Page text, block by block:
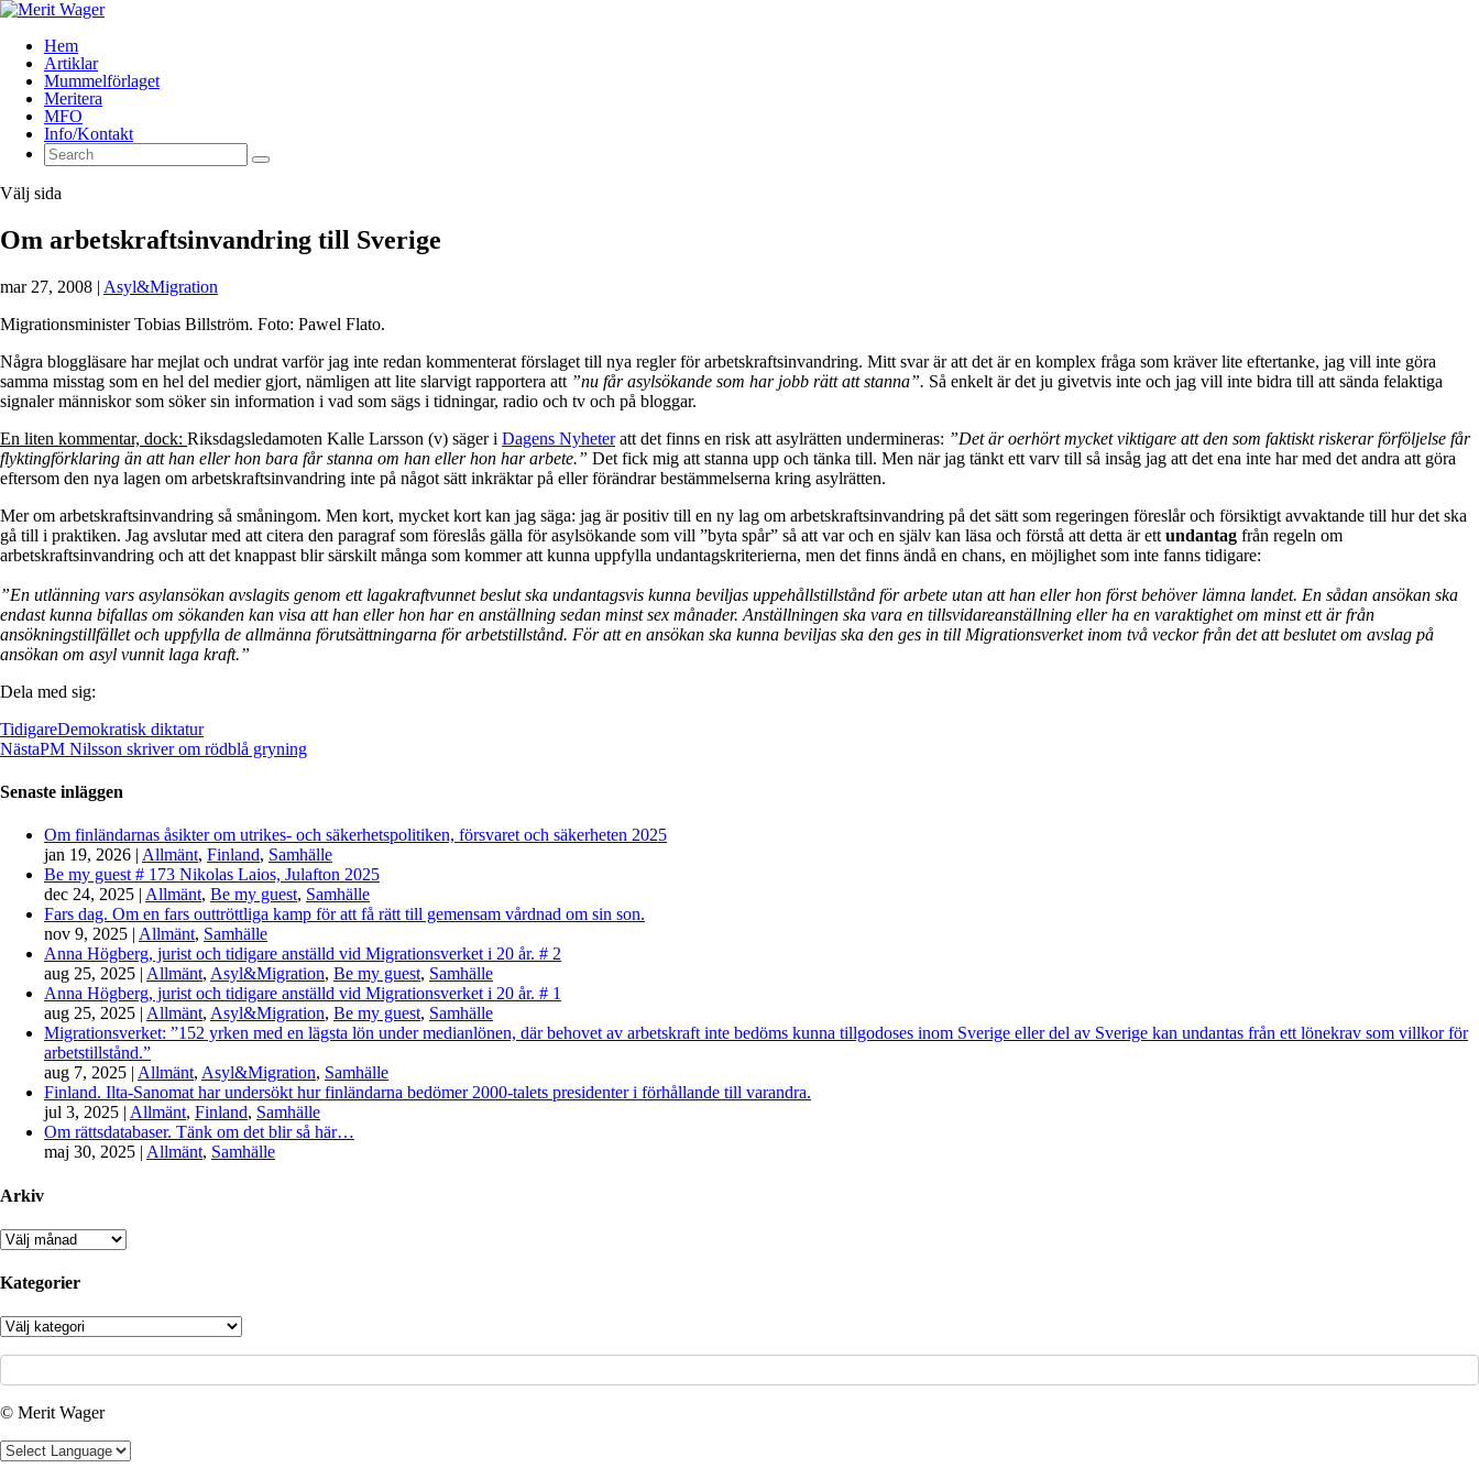
Hem
Artiklar
Mummelförlaget
Meritera
MFO
Info/Kontakt
Välj sida
Om arbetskraftsinvandring till Sverige
mar 27, 2008 | Asyl&Migration
Migrationsminister Tobias Billström. Foto: Pawel Flato.
Några bloggläsare har mejlat och undrat varför jag inte redan kommenterat förslaget till nya regler för arbetskraftsinvandring. Mitt svar är att det är en komplex fråga som kräver lite eftertanke, jag vill inte göra
samma misstag som en hel del medier gjort, nämligen att lite slarvigt rapportera att ”nu får asylsökande som har jobb rätt att stanna”. Så enkelt är det ju givetvis inte och jag vill inte bidra till att sända felaktiga
signaler människor som söker sin information i vad som sägs i tidningar, radio och tv och på bloggar.
En liten kommentar, dock: Riksdagsledamoten Kalle Larsson (v) säger i Dagens Nyheteratt det finns en risk att asylrätten undermineras: ”Det är oerhört mycket viktigare att den som faktiskt riskerar förföljelse får
flyktingförklaring än att han eller hon bara får stanna om han eller hon har arbete.” Det fick mig att stanna upp och tänka till. Men när jag tänkt ett varv till så insåg jag att det ena inte har med det andra att göra
eftersom den nya lagen om arbetskraftsinvandring inte på något sätt inkräktar på eller förändrar bestämmelserna kring asylrätten.
Mer om arbetskraftsinvandring så småningom. Men kort, mycket kort kan jag säga: jag är positiv till en ny lag om arbetskraftsinvandring på det sätt som regeringen föreslår och försiktigt avvaktande till hur det ska
gå till i praktiken. Jag avslutar med att citera den paragraf som föreslås gälla för asylsökande som vill ”byta spår” så att var och en själv kan läsa och förstå att detta är ett undantag från regeln om
arbetskraftsinvandring och att det knappast blir särskilt många som kommer att kunna uppfylla undantagskriterierna, men det finns ändå en chans, en möjlighet som inte fanns tidigare:
”En utlänning vars asylansökan avslagits genom ett lagakraftvunnet beslut ska undantagsvis kunna beviljas uppehållstillstånd för arbete utan att han eller hon först behöver lämna landet. En sådan ansökan ska
endast kunna bifallas om sökanden kan visa att han eller hon har en anställning sedan minst sex månader. Anställningen ska vara en tillsvidareanställning eller ha en varaktighet om minst ett är från
ansökningstillfället och uppfylla de allmänna förutsättningarna för arbetstillstånd. För att en ansökan ska kunna beviljas ska den ges in till Migrationsverket inom två veckor från det att beslutet om avslag på
ansökan om asyl vunnit laga kraft.”
Dela med sig:
TidigareDemokratisk diktatur
NästaPM Nilsson skriver om rödblå gryning
Senaste inläggen
Om finländarnas åsikter om utrikes- och säkerhetspolitiken, försvaret och säkerheten 2025
jan 19, 2026 | Allmänt, Finland, Samhälle
Be my guest # 173 Nikolas Laios, Julafton 2025
dec 24, 2025 | Allmänt, Be my guest, Samhälle
Fars dag. Om en fars outtröttliga kamp för att få rätt till gemensam vårdnad om sin son.
nov 9, 2025 | Allmänt, Samhälle
Anna Högberg, jurist och tidigare anställd vid Migrationsverket i 20 år. # 2
aug 25, 2025 | Allmänt, Asyl&Migration, Be my guest, Samhälle
Anna Högberg, jurist och tidigare anställd vid Migrationsverket i 20 år. # 1
aug 25, 2025 | Allmänt, Asyl&Migration, Be my guest, Samhälle
Migrationsverket: ”152 yrken med en lägsta lön under medianlönen, där behovet av arbetskraft inte bedöms kunna tillgodoses inom Sverige eller del av Sverige kan undantas från ett lönekrav som villkor för
arbetstillstånd.”
aug 7, 2025 | Allmänt, Asyl&Migration, Samhälle
Finland. Ilta-Sanomat har undersökt hur finländarna bedömer 2000-talets presidenter i förhållande till varandra.
jul 3, 2025 | Allmänt, Finland, Samhälle
Om rättsdatabaser. Tänk om det blir så här…
maj 30, 2025 | Allmänt, Samhälle
Arkiv
Arkiv
Kategorier
Kategorier
© Merit Wager